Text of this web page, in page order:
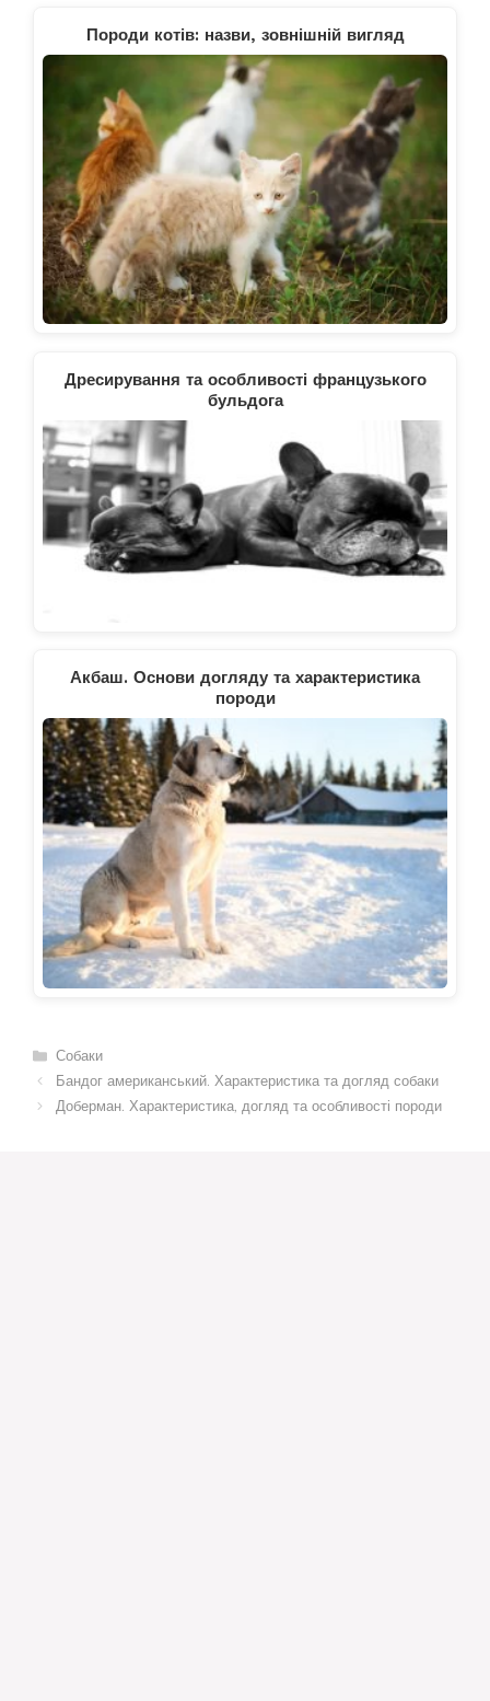
Породи котів: назви, зовнішній вигляд
Дресирування та особливості французького
бульдога
Акбаш. Основи догляду та характеристика
породи
Категорії
Собаки
Бандог американський. Характеристика та догляд собаки
Доберман. Характеристика, догляд та особливості породи